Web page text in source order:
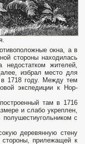
окна, а в
стороны находилась
жителей,
избрал место для
в 1718 году. Между тем
экспедиции к Нор-
там в 1716
и слабо укреплен,
с
деревянную стену
стороны, прилежащей к